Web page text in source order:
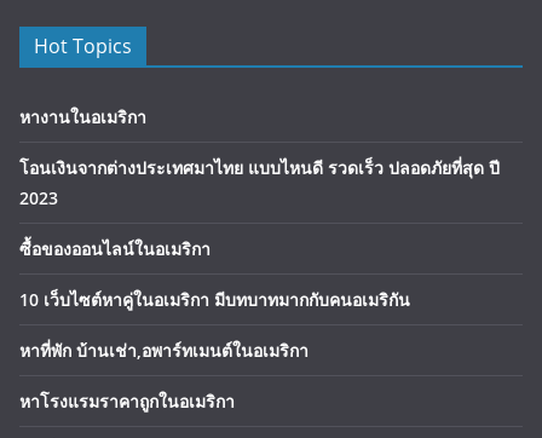
Hot Topics
หางานในอเมริกา
โอนเงินจากต่างประเทศมาไทย แบบไหนดี รวดเร็ว ปลอดภัยที่สุด ปี
2023
ซื้อของออนไลน์ในอเมริกา
10 เว็บไซต์หาคู่ในอเมริกา มีบทบาทมากกับคนอเมริกัน
หาที่พัก บ้านเช่า,อพาร์ทเมนต์ในอเมริกา
หาโรงแรมราคาถูกในอเมริกา